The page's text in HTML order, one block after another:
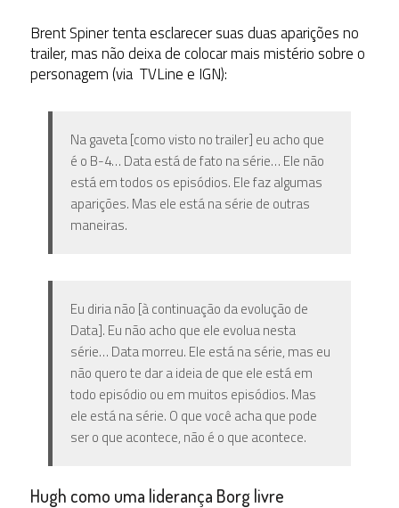
Brent Spiner tenta esclarecer suas duas aparições no
trailer, mas não deixa de colocar mais mistério sobre o
personagem (via TVLine e IGN):
Na gaveta [como visto no trailer] eu acho que
é o B-4… Data está de fato na série… Ele não
está em todos os episódios. Ele faz algumas
aparições. Mas ele está na série de outras
maneiras.
Eu diria não [à continuação da evolução de
Data]. Eu não acho que ele evolua nesta
série… Data morreu. Ele está na série, mas eu
não quero te dar a ideia de que ele está em
todo episódio ou em muitos episódios. Mas
ele está na série. O que você acha que pode
ser o que acontece, não é o que acontece.
Hugh como uma liderança Borg livre